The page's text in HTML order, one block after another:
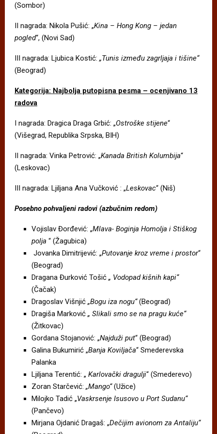
(Sombor)
II nagrada: Nikola Pušić: „Kina – Hong Kong – jedan
pogled“, (Novi Sad)
III nagrada: Ljubica Kostić: „Tunis između zagrljaja i tišine“
(Beograd)
Kategorija: Najbolja putopisna pesma – ocenjivano 13
radova
I nagrada: Dragica Draga Grbić: „Ostroške stijene“
(Višegrad, Republika Srpska, BIH)
II nagrada: Vinka Petrović: „Kanada British Kolumbija“
(Leskovac)
III nagrada: Ljiljana Ana Vučković : „Leskovac“ (Niš)
Posebno pohvaljeni radovi (azbučnim redom)
Vojislav Đorđević: „Mlava- Boginja Homolja i Stiškog
polja “ (Žagubica)
Jovanka Dimitrijević: „Putovanje kroz vreme i prostor“
(Beograd)
Dragana Đurković Tošić „ Vodopad kišnih kapi“
(Čačak)
Dragoslav Višnjić „Bogu iza nogu“(Beograd)
Dragiša Marković „ Slikali smo se na pragu kuće“
(Žitkovac)
Gordana Stojanović: „Najduži put“ (Beograd)
Galina Bukumirić „Banja Koviljača“ Smederevska
Palanka
Ljiljana Terentić: „ Karlovački dragulji“ (Smederevo)
Zoran Starčević: „Mango“(Užice)
Milojko Tadić „Vaskrsenje Isusovo u Port Sudanu“
(Pančevo)
Mirjana Ojdanić Dragaš: „Dečijim avionom za Antaliju“